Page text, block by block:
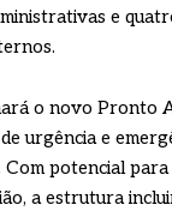
e
o novo Pronto
urgência e
Com potencial
a estrutura